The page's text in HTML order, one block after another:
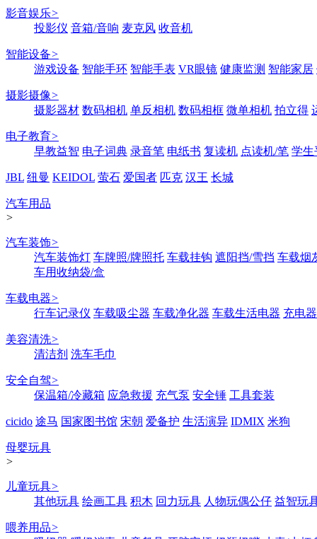
影音娱乐>
投影仪 音箱/音响 麦克风 收音机
智能设备>
游戏设备 智能手环 智能手表 VR眼镜 健康监测 智能家居
摄影摄像>
摄影器材 数码相机 单反相机 数码相框 微单相机 拍立得
电子教育>
早教益智 电子词典 录音笔 电纸书 复读机 点读机/笔 学生
JBL 纽曼 KEIDOL 萤石 爱国者 匹克 汉王 长城
汽车用品
>
汽车装饰>
汽车装饰灯 车牌照/牌照托 车载挂钩 遮阳挡/雪挡 车载烟
车用收纳袋/盒
车载电器>
行车记录仪 车载吸尘器 车载净化器 车载生活电器 充电
美容清洗>
清洁剂 洗车毛巾
安全自驾>
保温箱/冷藏箱 应急救援 充气泵 安全锤 工具套装
cicido 途马 国家图书馆 宋朝 爱备护 生活演异 IDMIX 米狗
母婴玩具
>
儿童玩具>
其他玩具 绘画工具 积木 回力玩具 人物玩偶公仔 益智玩
喂养用品>